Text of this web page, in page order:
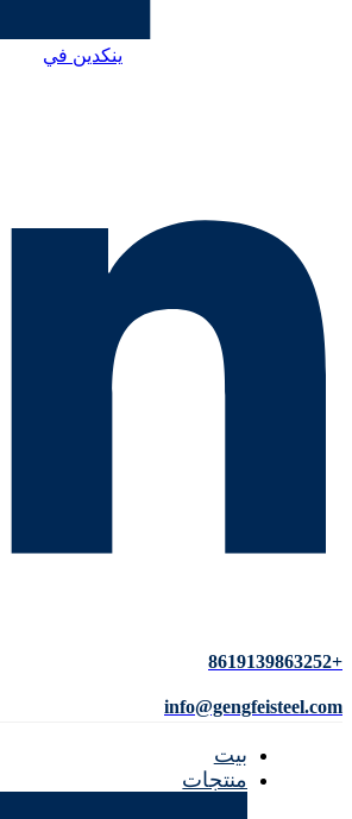
ينكدين في
+8619139863252
info@gengfeisteel.com
بيت
منتجات